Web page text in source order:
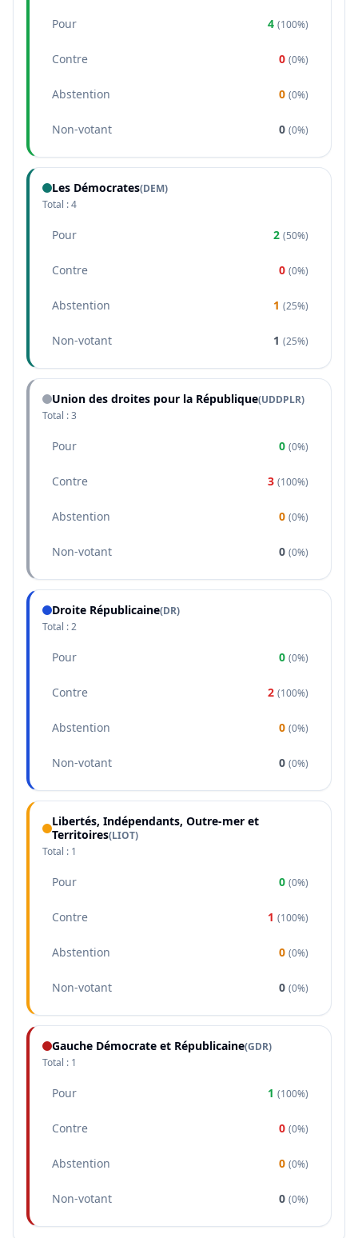
Pour 4 (100%)
Contre 0 (0%)
Abstention 0 (0%)
Non-votant 0 (0%)
Les Démocrates(DEM)
Total :4
Pour 2 (50%)
Contre 0 (0%)
Abstention 1 (25%)
Non-votant 1 (25%)
Union des droites pour la République(UDDPLR)
Total :3
Pour 0 (0%)
Contre 3 (100%)
Abstention 0 (0%)
Non-votant 0 (0%)
Droite Républicaine(DR)
Total :2
Pour 0 (0%)
Contre 2 (100%)
Abstention 0 (0%)
Non-votant 0 (0%)
Libertés, Indépendants, Outre-mer et
Territoires(LIOT)
Total : 1
Pour 0 (0%)
Contre 1 (100%)
Abstention 0 (0%)
Non-votant 0 (0%)
Gauche Démocrate et Républicaine(GDR)
Total : 1
Pour 1 (100%)
Contre 0 (0%)
Abstention 0 (0%)
Non-votant 0 (0%)